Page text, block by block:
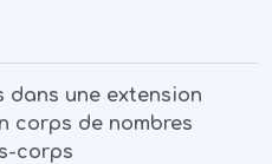
dans une extension
corps de nombres
corps